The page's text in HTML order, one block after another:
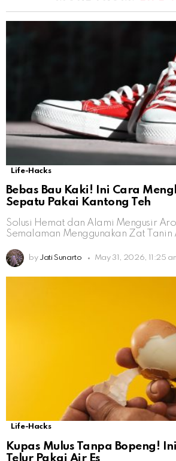
Life-Hacks
Bebas Bau Kaki! Ini Cara
Sepatu Pakai Kantong Teh
Solusi Hemat dan Alami Mengusir
Semalaman Menggunakan Zat Tanin
by Jati Sunarto May 31, 2026, 11:25
Life-Hacks
Kupas Mulus Tanpa Bopeng!
Telur Pakai Air Es